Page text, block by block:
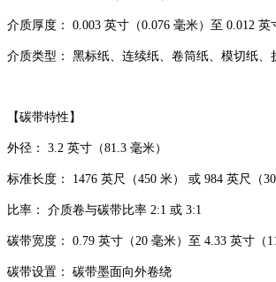
介质厚度： 0.003 英寸（0.076 毫米）至 0.012 英
介质类型： 黑标纸、连续纸、卷筒纸、模切纸
【碳带特性】
外径： 3.2 英寸（81.3 毫米）
标准长度： 1476 英尺（450 米） 或 984 英尺（
比率： 介质卷与碳带比率 2:1 或 3:1
碳带宽度： 0.79 英寸（20 毫米）至 4.33 英寸（
碳带设置： 碳带墨面向外卷绕